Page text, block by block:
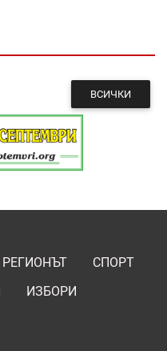
ВСИЧКИ
РЕГИОНЪТ
СПОРТ
ИЗБОРИ